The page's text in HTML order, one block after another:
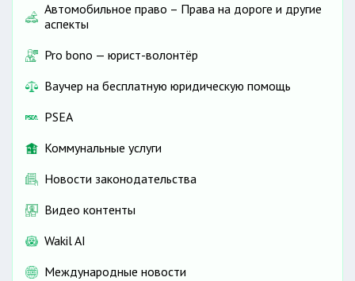
Автомобильное право – Права на дороге и другие
аспекты
Pro bono — юрист-волонтёр
Ваучер на бесплатную юридическую помощь
PSEA
Коммунальные услуги
Новости законодательства
Видео контенты
Wakil AI
Международные новости